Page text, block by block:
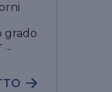
grado